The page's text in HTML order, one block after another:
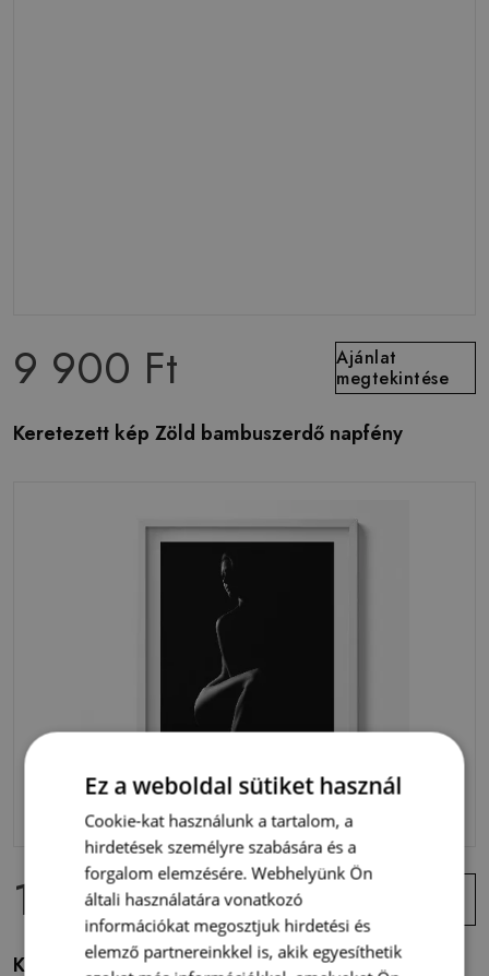
9 900 Ft
Ajánlat
megtekintése
Keretezett kép Zöld bambuszerdő napfény
16 900 Ft
Keretezett kép Finom portré egy meztelen női
Ez a weboldal sütiket használ
Cookie-kat használunk a tartalom, a
hirdetések személyre szabására és a
forgalom elemzésére. Webhelyünk Ön
általi használatára vonatkozó
információkat megosztjuk hirdetési és
elemző partnereinkkel is, akik egyesíthetik